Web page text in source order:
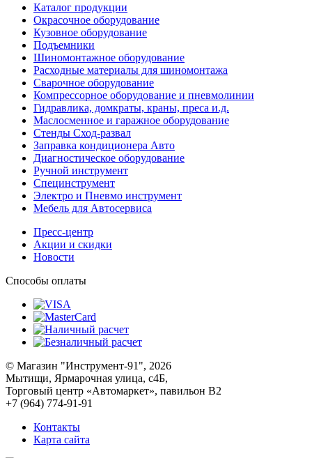
Каталог продукции
Окрасочное оборудование
Кузовное оборудование
Подъемники
Шиномонтажное оборудование
Расходные материалы для шиномонтажа
Сварочное оборудование
Компрессорное оборудование и пневмолинии
Гидравлика, домкраты, краны, преса и.д.
Маслосменное и гаражное оборудование
Стенды Сход-развал
Заправка кондиционера Авто
Диагностическое оборудование
Ручной инструмент
Специнструмент
Электро и Пневмо инструмент
Мебель для Автосервиса
Пресс-центр
Акции и скидки
Новости
Способы оплаты
© Магазин "Инструмент-91", 2026
Мытищи, Ярмарочная улица, с4Б,
Торговый центр «Автомаркет», павильон В2
+7 (964) 774-91-91
Контакты
Карта сайта